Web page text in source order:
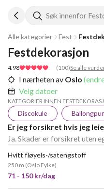
Søk innenfor
Alle kategorier Fest
4.98 ( 100)Se alle
Festdekorasjon
I nærheten av Oslo
Velg datoer
KATEGORIER INNEN
Discokule
Er jeg forsikret hvis jeg
Ja. Skader er forsikret uten
Hvitt fløyels-/satengstoff
250 m (Oslo Fylke)
71 - 150 kr/dag